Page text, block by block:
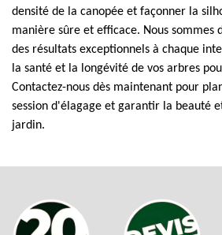
densité de la canopée et façonner la
manière sûre et efficace. Nous sommes
des résultats exceptionnels à chaque
la santé et la longévité de vos arbres
Contactez-nous dès maintenant pour
session d'élagage et garantir la beauté
jardin.